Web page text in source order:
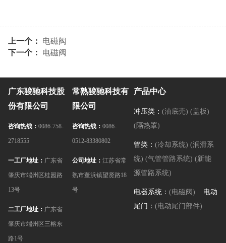
上一个： 电磁阀
下一个： 电磁阀
广东骏驰科技股
份有限公司
咨询热线： 0086-758-
2718555
一工厂地址： 广东省
肇庆市端州区桂园路
13号
二工厂地址： 广东省
肇庆市端州区三榕东
路1号
常熟骏驰科技有
限公司
咨询热线： 0086-
0512-83380802
公司地址： 江苏省常
熟市董浜镇望贤路18
号
产品中心
冲压类： (油底壳) (盖板)
(隔热罩)
管类： (冷却系统) (润滑系
统) (气管管路系统) (新能
源管路系统)
电器系统： (电磁阀) 电动
尾门： (电动尾门部件)